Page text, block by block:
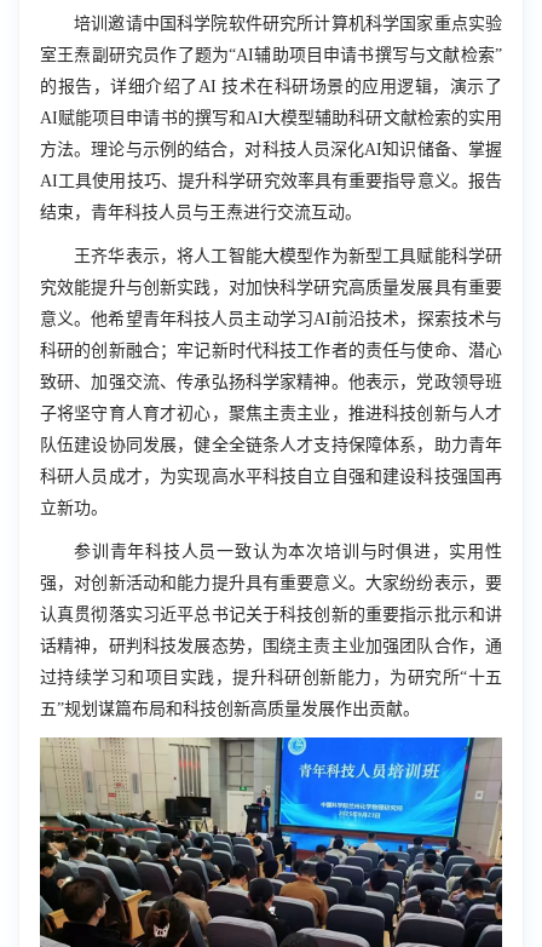
培训邀请中国科学院软件研究所计算机科学国家重点实验
室王焘副研究员作了题为“AI辅助项目申请书撰写与文献检索”
的报告，详细介绍了AI 技术在科研场景的应用逻辑，演示了
AI赋能项目申请书的撰写和AI大模型辅助科研文献检索的实用
方法。理论与示例的结合，对科技人员深化AI知识储备、掌握
AI工具使用技巧、提升科学研究效率具有重要指导意义。报告
结束，青年科技人员与王焘进行交流互动。
王齐华表示，将人工智能大模型作为新型工具赋能科学研
究效能提升与创新实践，对加快科学研究高质量发展具有重要
意义。他希望青年科技人员主动学习AI前沿技术，探索技术与
科研的创新融合；牢记新时代科技工作者的责任与使命、潜心
致研、加强交流、传承弘扬科学家精神。他表示，党政领导班
子将坚守育人育才初心，聚焦主责主业，推进科技创新与人才
队伍建设协同发展，健全全链条人才支持保障体系，助力青年
科研人员成才，为实现高水平科技自立自强和建设科技强国再
立新功。
参训青年科技人员一致认为本次培训与时俱进，实用性
强，对创新活动和能力提升具有重要意义。大家纷纷表示，要
认真贯彻落实习近平总书记关于科技创新的重要指示批示和讲
话精神，研判科技发展态势，围绕主责主业加强团队合作，通
过持续学习和项目实践，提升科研创新能力，为研究所“十五
五”规划谋篇布局和科技创新高质量发展作出贡献。